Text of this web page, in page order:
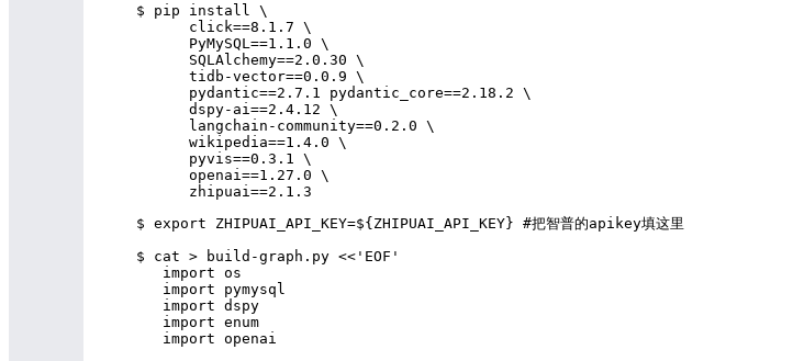
$ pip install \
      click==8.1.7 \
      PyMySQL==1.1.0 \
      SQLAlchemy==2.0.30 \
      tidb-vector==0.0.9 \
      pydantic==2.7.1 pydantic_core==2.18.2 \
      dspy-ai==2.4.12 \
      langchain-community==0.2.0 \
      wikipedia==1.4.0 \
      pyvis==0.3.1 \
      openai==1.27.0 \
$ cat > build-graph.py <<'EOF'
   import os
   import pymysql
   import dspy
   import enum
   import openai